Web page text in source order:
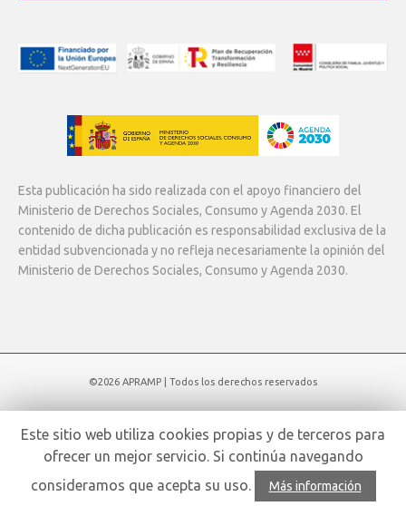
Esta publicación ha sido realizada con el apoyo financiero del
Ministerio de Derechos Sociales, Consumo y Agenda 2030. El
contenido de dicha publicación es responsabilidad exclusiva de la
entidad subvencionada y no refleja necesariamente la opinión del
Ministerio de Derechos Sociales, Consumo y Agenda 2030.
©2026 APRAMP | Todos los derechos reservados
Este sitio web utiliza cookies propias y de terceros para
ofrecer un mejor servicio. Si continúa navegando
consideramos que acepta su uso.
Más información